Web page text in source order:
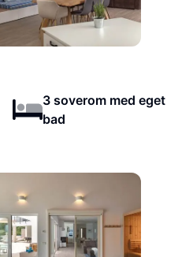
3 soverom med eget
bad